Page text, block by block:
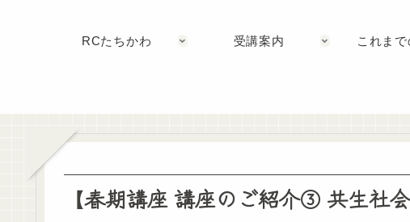
RCたちかわ 受講案内 これま
【春期講座 講座のご紹介③ 共生社